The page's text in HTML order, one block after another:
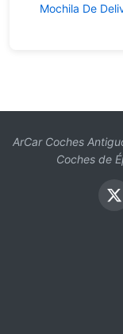
Mochila De
ArCar Coches
Coches de